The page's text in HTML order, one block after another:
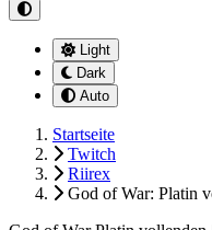
Light
Dark
Auto
Startseite
Twitch
Riirex
God of War: Platin